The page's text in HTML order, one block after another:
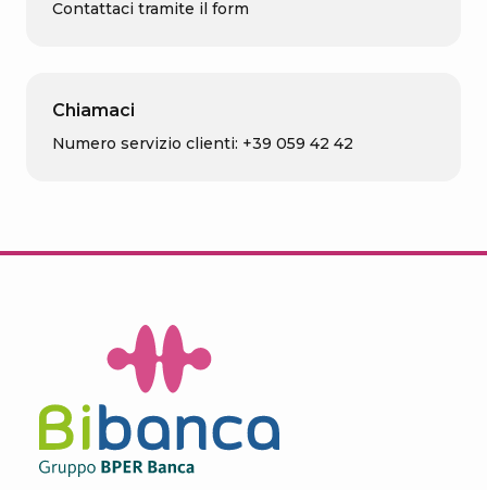
Contattaci tramite il form
Chiamaci
Numero servizio clienti: +39 059 42 42